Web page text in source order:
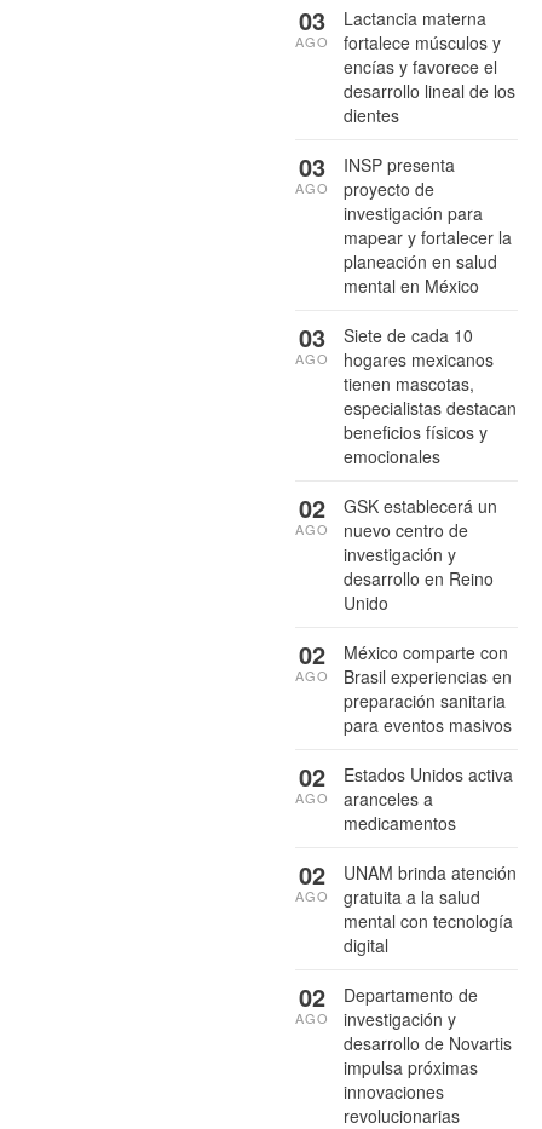
Lactancia materna
fortalece músculos y
encías y favorece el
desarrollo lineal de los
dientes
03
AGO
INSP presenta
proyecto de
investigación para
mapear y fortalecer la
planeación en salud
mental en México
03
AGO
Siete de cada 10
hogares mexicanos
tienen mascotas,
especialistas destacan
beneficios físicos y
emocionales
03
AGO
GSK establecerá un
nuevo centro de
investigación y
desarrollo en Reino
Unido
02
AGO
México comparte con
Brasil experiencias en
preparación sanitaria
para eventos masivos
02
AGO
Estados Unidos activa
aranceles a
medicamentos
02
AGO
UNAM brinda atención
gratuita a la salud
mental con tecnología
digital
02
AGO
Departamento de
investigación y
desarrollo de Novartis
impulsa próximas
innovaciones
revolucionarias
02
AGO